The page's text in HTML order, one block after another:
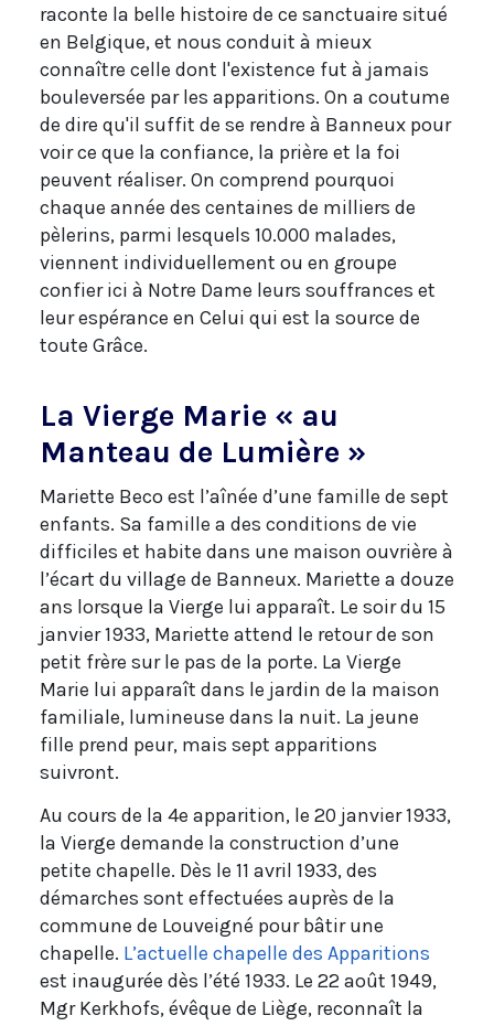
raconte la belle histoire de ce sanctuaire situé
en Belgique, et nous conduit à mieux
connaître celle dont l'existence fut à jamais
bouleversée par les apparitions. On a coutume
de dire qu'il suffit de se rendre à Banneux pour
voir ce que la confiance, la prière et la foi
peuvent réaliser. On comprend pourquoi
chaque année des centaines de milliers de
pèlerins, parmi lesquels 10.000 malades,
viennent individuellement ou en groupe
confier ici à Notre Dame leurs souffrances et
leur espérance en Celui qui est la source de
toute Grâce.
La Vierge Marie « au
Manteau de Lumière »
Mariette Beco est l’aînée d’une famille de sept
enfants. Sa famille a des conditions de vie
difficiles et habite dans une maison ouvrière à
l’écart du village de Banneux. Mariette a douze
ans lorsque la Vierge lui apparaît. Le soir du 15
janvier 1933, Mariette attend le retour de son
petit frère sur le pas de la porte. La Vierge
Marie lui apparaît dans le jardin de la maison
familiale, lumineuse dans la nuit. La jeune
fille prend peur, mais sept apparitions
suivront.
Au cours de la 4e apparition, le 20 janvier 1933,
la Vierge demande la construction d’une
petite chapelle. Dès le 11 avril 1933, des
démarches sont effectuées auprès de la
commune de Louveigné pour bâtir une
chapelle. L’actuelle chapelle des Apparitions
est inaugurée dès l’été 1933. Le 22 août 1949,
Mgr Kerkhofs, évêque de Liège, reconnaît la